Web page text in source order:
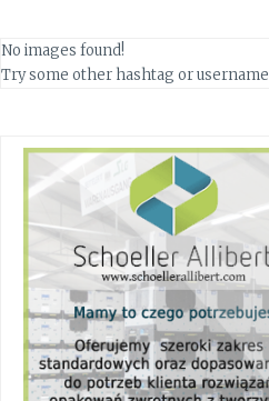
No images found!
Try some other hashtag or username